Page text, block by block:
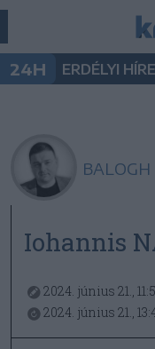
24H ERDÉLYI
Iohannis
2024. június 21.,
2024. június 21.,